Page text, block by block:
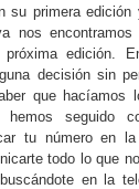
su primera edición
nos encontramos
edición.
decisión sin
que hacíamos
hemos seguido
tu número en
todo lo que
en la